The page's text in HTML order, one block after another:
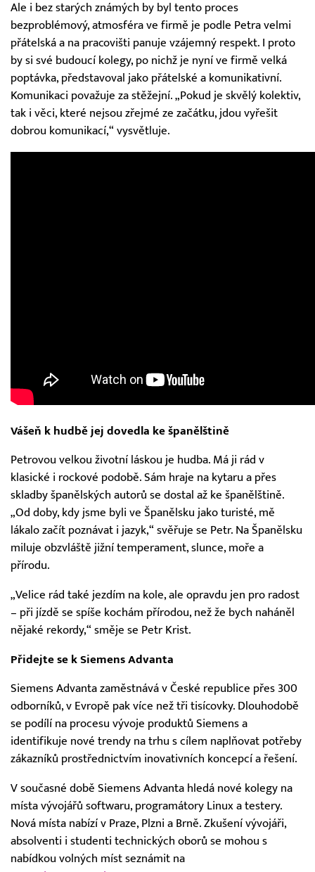
Ale i bez starých známých by byl tento proces
bezproblémový, atmosféra ve firmě je podle Petra velmi
přátelská a na pracovišti panuje vzájemný respekt. I proto
by si své budoucí kolegy, po nichž je nyní ve firmě velká
poptávka, představoval jako přátelské a komunikativní.
Komunikaci považuje za stěžejní. „Pokud je skvělý kolektiv,
tak i věci, které nejsou zřejmé ze začátku, jdou vyřešit
dobrou komunikací,“ vysvětluje.
Vášeň k hudbě jej dovedla ke španělštině
Petrovou velkou životní láskou je hudba. Má ji rád v
klasické i rockové podobě. Sám hraje na kytaru a přes
skladby španělských autorů se dostal až ke španělštině.
„Od doby, kdy jsme byli ve Španělsku jako turisté, mě
lákalo začít poznávat i jazyk,“ svěřuje se Petr. Na Španělsku
miluje obzvláště jižní temperament, slunce, moře a
přírodu.
„Velice rád také jezdím na kole, ale opravdu jen pro radost
– při jízdě se spíše kochám přírodou, než že bych naháněl
nějaké rekordy,“ směje se Petr Krist.
Přidejte se k Siemens Advanta
Siemens Advanta zaměstnává v České republice přes 300
odborníků, v Evropě pak více než tři tisícovky. Dlouhodobě
se podílí na procesu vývoje produktů Siemens a
identifikuje nové trendy na trhu s cílem naplňovat potřeby
zákazníků prostřednictvím inovativních koncepcí a řešení.
V současné době Siemens Advanta hledá nové kolegy na
místa vývojářů softwaru, programátory Linux a testery.
Nová místa nabízí v Praze, Plzni a Brně. Zkušení vývojáři,
absolventi i studenti technických oborů se mohou s
nabídkou volných míst seznámit na